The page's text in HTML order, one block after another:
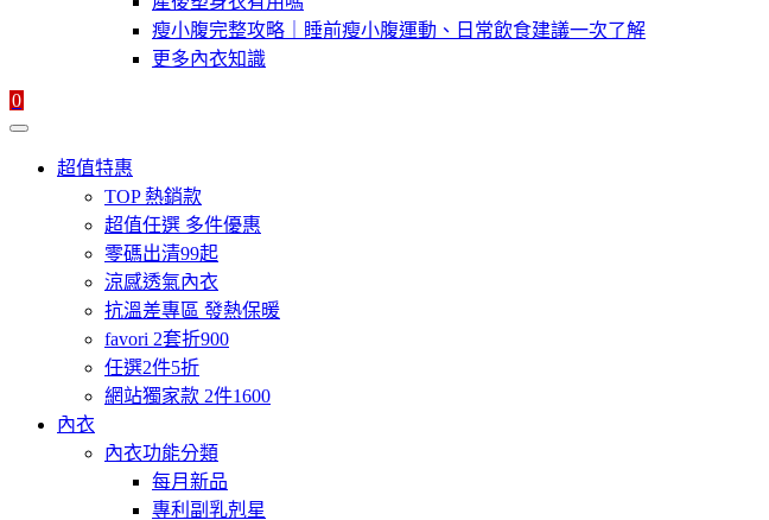
瘦小腹完整攻略｜睡前瘦小腹運動、日常飲食建議一次了解
更多內衣知識
0
超值特惠
TOP 熱銷款
超值任選 多件優惠
零碼出清99起
涼感透氣內衣
抗溫差專區 發熱保暖
favori 2套折900
任選2件5折
網站獨家款 2件1600
內衣
內衣功能分類
每月新品
專利副乳剋星